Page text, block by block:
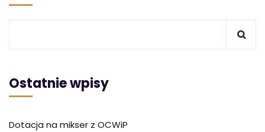
Ostatnie wpisy
Dotacja na mikser z OCWiP